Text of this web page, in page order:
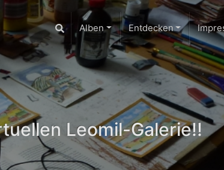
Alben Entdecken
Leomil-Galerie!!